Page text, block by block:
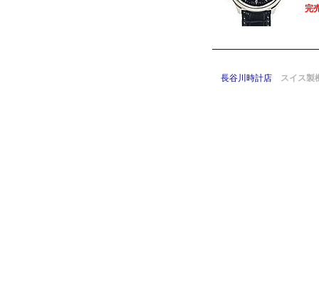
完
長谷川時計店 スイス製